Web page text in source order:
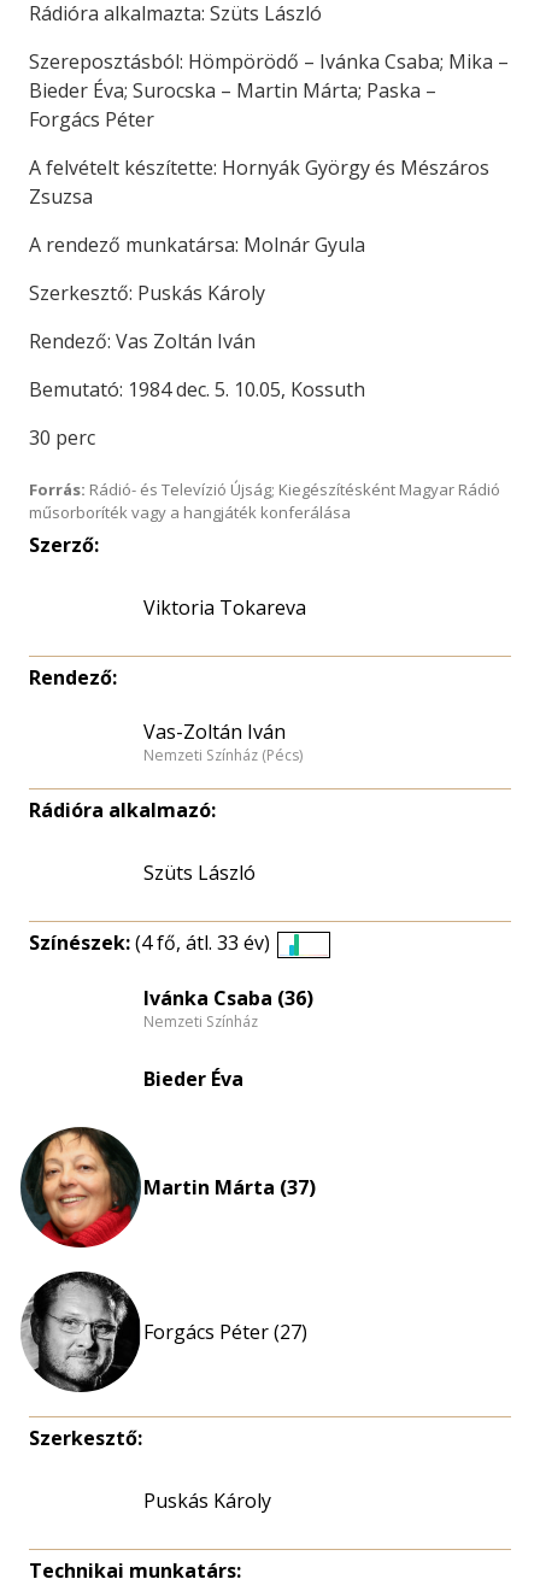
Rádióra alkalmazta: Szüts László
Szereposztásból: Hömpörödő – Ivánka Csaba; Mika –
Bieder Éva; Surocska – Martin Márta; Paska –
Forgács Péter
A felvételt készítette: Hornyák György és Mészáros
Zsuzsa
A rendező munkatársa: Molnár Gyula
Szerkesztő: Puskás Károly
Rendező: Vas Zoltán Iván
Bemutató: 1984 dec. 5. 10.05, Kossuth
30 perc
Forrás: Rádió- és Televízió Újság; Kiegészítésként Magyar Rádió
műsorboríték vagy a hangjáték konferálása
Szerző:
Viktoria Tokareva
Rendező:
Vas-Zoltán Iván
Nemzeti Színház (Pécs)
Rádióra alkalmazó:
Szüts László
Színészek:(4 fő, átl. 33 év)
eloszlás
Ivánka Csaba (36)
Nemzeti Színház
Bieder Éva
Martin Márta (37)
Forgács Péter (27)
Szerkesztő:
Puskás Károly
Technikai munkatárs: